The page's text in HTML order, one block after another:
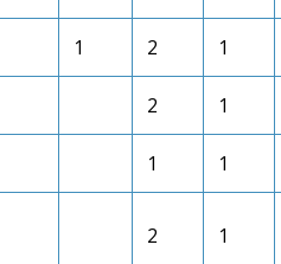
1 2 1
2 1
1 1
2 1